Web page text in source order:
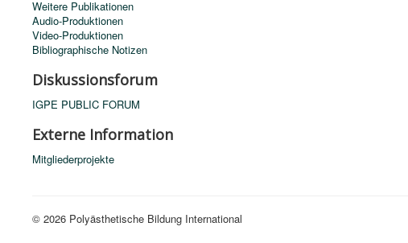
Weitere Publikationen
Audio-Produktionen
Video-Produktionen
Bibliographische Notizen
Diskussionsforum
IGPE PUBLIC FORUM
Externe Information
Mitgliederprojekte
© 2026 Polyästhetische Bildung International